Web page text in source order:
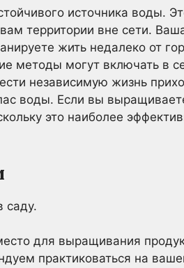
источника воды.
территории вне сети.
жить недалеко от
методы могут включать в
независимую жизнь
воды. Если вы
это наиболее
для выращивания
практиковаться на